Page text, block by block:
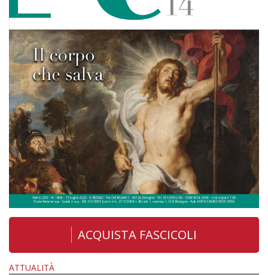
ACQUISTA FASCICOLI
ATTUALITÀ